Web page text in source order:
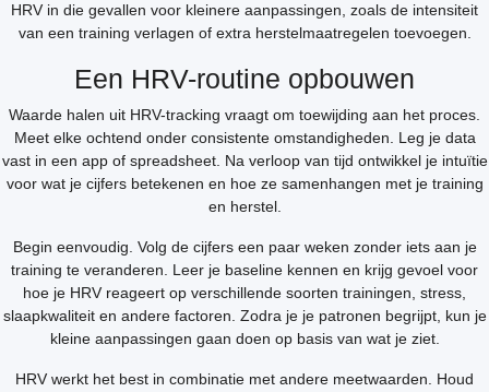
HRV in die gevallen voor kleinere aanpassingen, zoals de intensiteit
van een training verlagen of extra herstelmaatregelen toevoegen.
Een HRV-routine opbouwen
Waarde halen uit HRV-tracking vraagt om toewijding aan het proces.
Meet elke ochtend onder consistente omstandigheden. Leg je data
vast in een app of spreadsheet. Na verloop van tijd ontwikkel je intuïtie
voor wat je cijfers betekenen en hoe ze samenhangen met je training
en herstel.
Begin eenvoudig. Volg de cijfers een paar weken zonder iets aan je
training te veranderen. Leer je baseline kennen en krijg gevoel voor
hoe je HRV reageert op verschillende soorten trainingen, stress,
slaapkwaliteit en andere factoren. Zodra je je patronen begrijpt, kun je
kleine aanpassingen gaan doen op basis van wat je ziet.
HRV werkt het best in combinatie met andere meetwaarden. Houd